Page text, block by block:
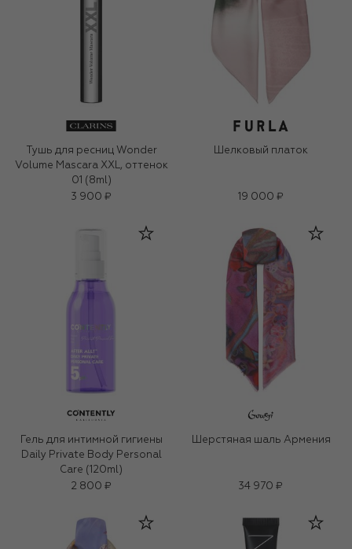
Тушь для ресниц Wonder
Volume Mascara XXL, оттенок
01 (8ml)
3 900 ₽
Шелковый платок
19 000 ₽
Гель для интимной гигиены
Daily Private Body Personal
Care (120ml)
2 800 ₽
Шерстяная шаль Армения
34 970 ₽